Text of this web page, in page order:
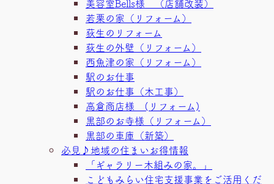
美容室Bells様 （店舗改装）
若栗の家（リフォーム）
荻生のリフォーム
荻生の外壁（リフォーム）
西魚津の家（リフォーム）
駅のお仕事
駅のお仕事（木工事）
高倉商店様 (リフォーム)
黒部のお寺様（リフォーム）
黒部の車庫（新築）
必見♪地域の住まいお得情報
「ギャラリー木組みの家。」
こどもみらい住宅支援事業をご活用くだ